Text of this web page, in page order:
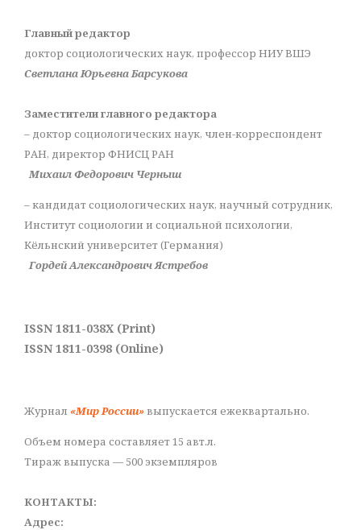
Главный редактор
доктор социологических наук, профессор НИУ ВШЭ
Светлана Юрьевна Барсукова
Заместители главного редактора
– доктор социологических наук, член-корреспондент
РАН, директор ФНИСЦ РАН
Михаил Федорович Черныш
– кандидат социологических наук, научный сотрудник,
Институт социологии и социальной психологии,
Кёльнский университет (Германия)
Гордей Александрович Ястребов
ISSN 1811-038X (Print)
ISSN 1811-0398 (Online)
Журнал «Мир России»выпускается ежеквартально.
Объем номера составляет 15 авт.л.
Тираж выпуска — 500 экземпляров
КОНТАКТЫ:
Адрес: